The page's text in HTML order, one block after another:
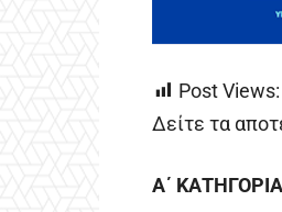
Post Views:
Δείτε τα
Α΄